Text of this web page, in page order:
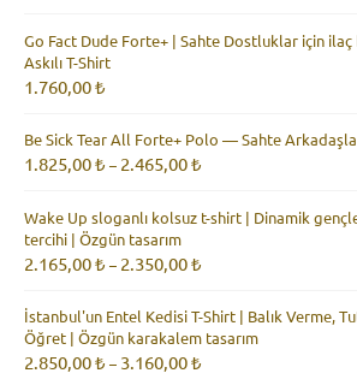
Go Fact Dude Forte+ | Sahte Dostluklar için ilaç
Askılı T-Shirt
1.760,00₺
Be Sick Tear All Forte+ Polo — Sahte
1.825,00₺ – 2.465,00₺
-
Wake Up sloganlı kolsuz t-shirt | Dinamik
tercihi | Özgün tasarım
2.165,00₺ – 2.350,00₺
-
2.350,00 ₺
İstanbul'un Entel Kedisi T-Shirt | Balık Verme,
Öğret | Özgün karakalem tasarım
2.850,00₺ – 3.160,00₺